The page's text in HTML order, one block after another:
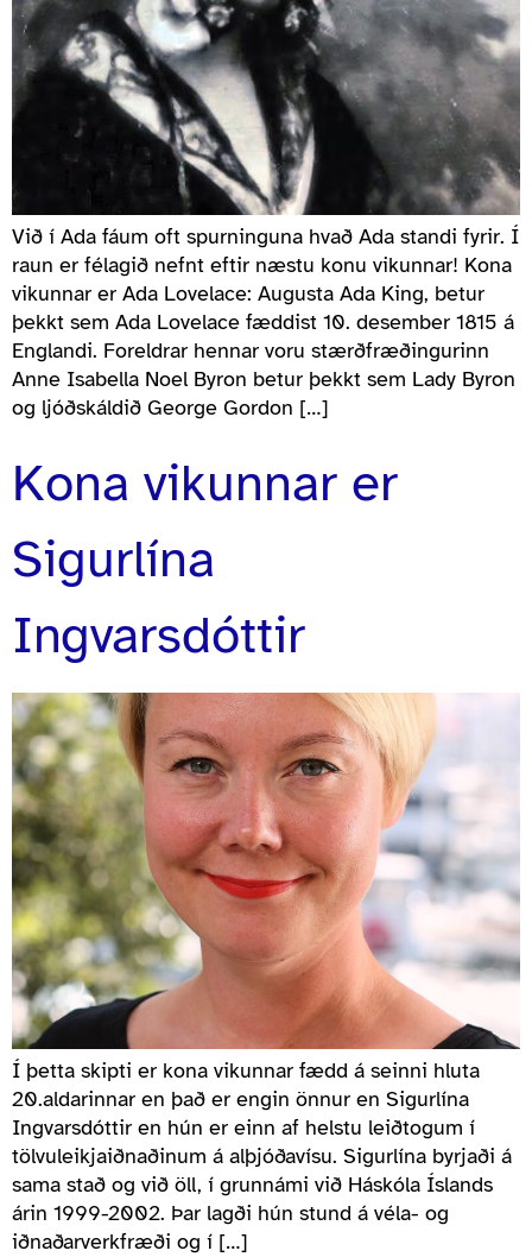
Við í Ada fáum oft spurninguna hvað Ada standi fyrir. Í
raun er félagið nefnt eftir næstu konu vikunnar! Kona
vikunnar er Ada Lovelace: Augusta Ada King, betur
þekkt sem Ada Lovelace fæddist 10. desember 1815 á
Englandi. Foreldrar hennar voru stærðfræðingurinn
Anne Isabella Noel Byron betur þekkt sem Lady Byron
og ljóðskáldið George Gordon […]
Kona vikunnar er
Sigurlína
Ingvarsdóttir
Í þetta skipti er kona vikunnar fædd á seinni hluta
20.aldarinnar en það er engin önnur en Sigurlína
Ingvarsdóttir en hún er einn af helstu leiðtogum í
tölvuleikjaiðnaðinum á alþjóðavísu. Sigurlína byrjaði á
sama stað og við öll, í grunnámi við Háskóla Íslands
árin 1999-2002. Þar lagði hún stund á véla- og
iðnaðarverkfræði og í […]